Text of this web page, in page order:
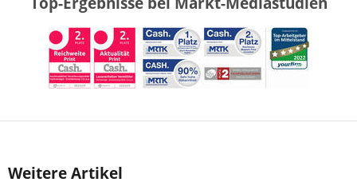
Weitere Artikel